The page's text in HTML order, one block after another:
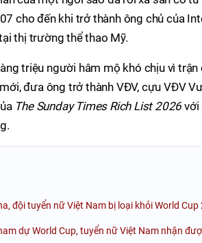
cho đến khi trở thành ông chủ của
thị trường thể thao Mỹ.
triệu người hâm mộ khó chịu vì
đưa ông trở thành VĐV, cựu VĐV
The Sunday Times Rich List 2026 với
đội tuyển nữ Việt Nam bị loại khỏi World Cup
dự World Cup, tuyển nữ Việt Nam nhận